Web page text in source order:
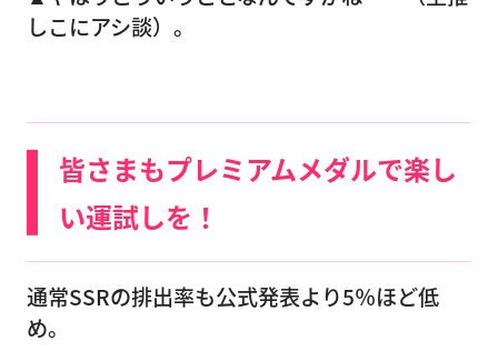
しこにアシ談）。
皆さまもプレミアムメダルで楽し
い運試しを！
通常SSRの排出率も公式発表より5％ほど低
め。